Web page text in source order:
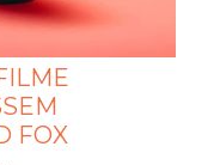
FOX